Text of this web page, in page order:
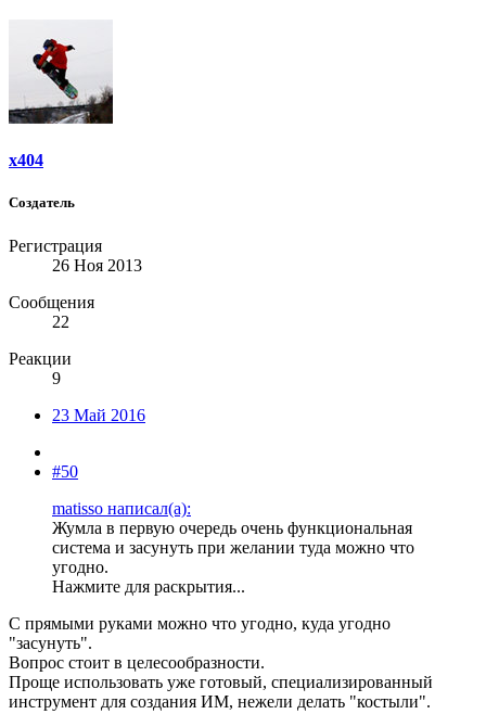
x404
Создатель
Регистрация
26 Ноя 2013
Сообщения
22
Реакции
9
23 Май 2016
#50
matisso написал(а):
Жумла в первую очередь очень функциональная
система и засунуть при желании туда можно что
угодно.
Нажмите для раскрытия...
С прямыми руками можно что угодно, куда угодно
"засунуть".
Вопрос стоит в целесообразности.
Проще использовать уже готовый, специализированный
инструмент для создания ИМ, нежели делать "костыли".